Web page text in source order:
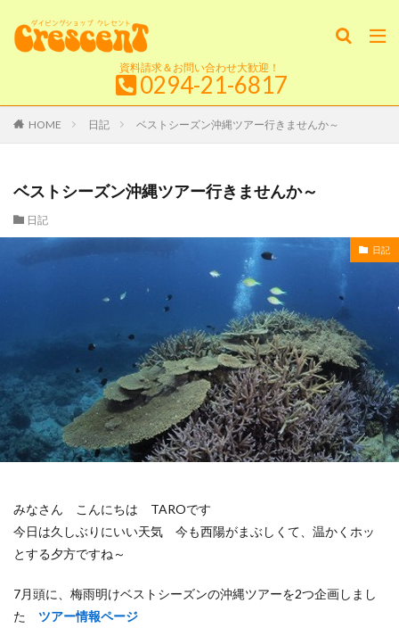
資料請求＆お問い合わせ大歓迎！
0294-21-6817
HOME 日記 ベストシーズン沖縄ツアー行きませんか～
ベストシーズン沖縄ツアー行きませんか～
日記
日記
みなさん こんにちは TAROです
今日は久しぶりにいい天気 今も西陽がまぶしくて、温かくホッ
とする夕方ですね～
7月頭に、梅雨明けベストシーズンの沖縄ツアーを2つ企画しまし
た ツアー情報ページ